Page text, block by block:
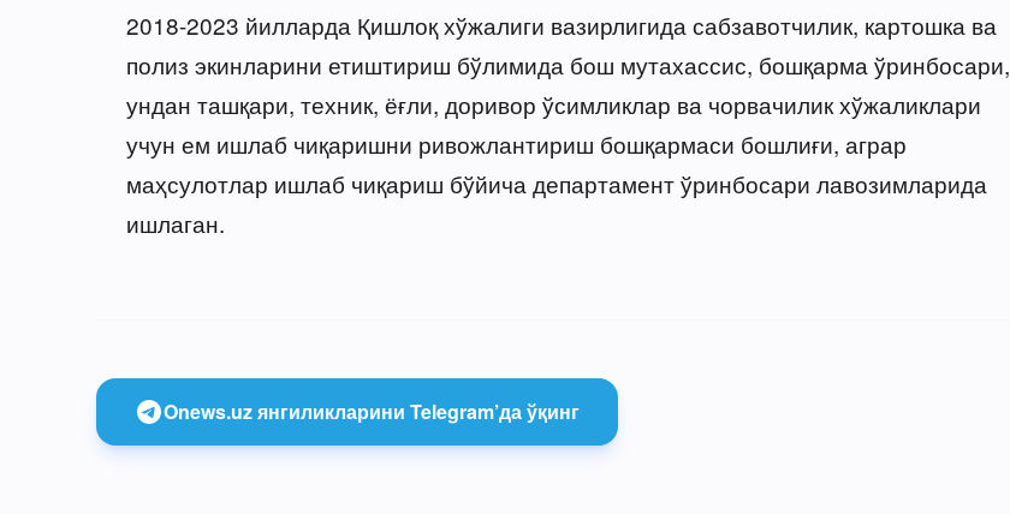
2018-2023 йилларда Қишлоқ хўжалиги вазирлигида сабзавотчилик, картошка ва
полиз экинларини етиштириш бўлимида бош мутахассис, бошқарма ўринбосари,
ундан ташқари, техник, ёғли, доривор ўсимликлар ва чорвачилик хўжаликлари
учун ем ишлаб чиқаришни ривожлантириш бошқармаси бошлиғи, аграр
маҳсулотлар ишлаб чиқариш бўйича департамент ўринбосари лавозимларида
ишлаган.
Onews.uz янгиликларини Telegram’да ўқинг